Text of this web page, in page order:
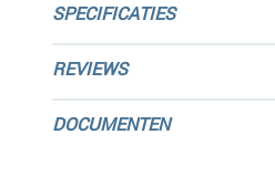
SPECIFICATIES
REVIEWS
DOCUMENTEN